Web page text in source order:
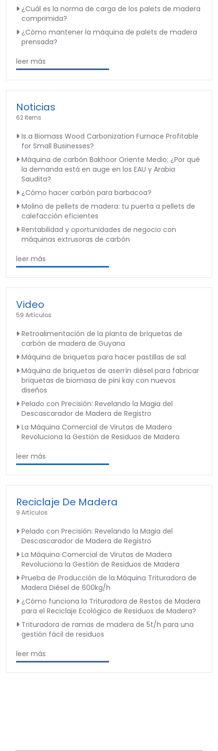
¿Cuál es la norma de carga de los palets de madera
comprimida?
¿Cómo mantener la máquina de palets de madera
prensada?
leer más
Noticias
62 Items
Is a Biomass Wood Carbonization Furnace Profitable
for Small Businesses?
Máquina de carbón Bakhoor Oriente Medio: ¿Por qué
la demanda está en auge en los EAU y Arabia
Saudita?
¿Cómo hacer carbón para barbacoa?
Molino de pellets de madera: tu puerta a pellets de
calefacción eficientes
Rentabilidad y oportunidades de negocio con
máquinas extrusoras de carbón
leer más
Video
59 Artículos
Retroalimentación de la planta de briquetas de
carbón de madera de Guyana
Máquina de briquetas para hacer pastillas de sal
Máquina de briquetas de aserrín diésel para fabricar
briquetas de biomasa de pini kay con nuevos
diseños
Pelado con Precisión: Revelando la Magia del
Descascarador de Madera de Registro
La Máquina Comercial de Virutas de Madera
Revoluciona la Gestión de Residuos de Madera
leer más
Reciclaje De Madera
9 Artículos
Pelado con Precisión: Revelando la Magia del
Descascarador de Madera de Registro
La Máquina Comercial de Virutas de Madera
Revoluciona la Gestión de Residuos de Madera
Prueba de Producción de la Máquina Trituradora de
Madera Diésel de 600kg/h
¿Cómo funciona la Trituradora de Restos de Madera
para el Reciclaje Ecológico de Residuos de Madera?
Trituradora de ramas de madera de 5t/h para una
gestión fácil de residuos
leer más